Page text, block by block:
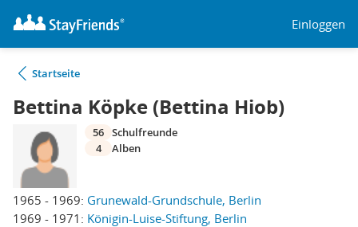
Einloggen
Startseite
Bettina Köpke (Bettina Hiob)
1965 - 1969: Grunewald-Grundschule, Berlin
1969 - 1971: Königin-Luise-Stiftung, Berlin
56 Schulfreunde
4
Alben